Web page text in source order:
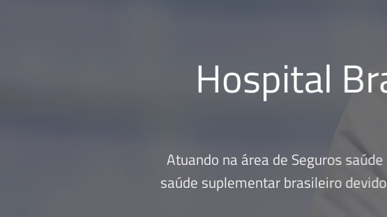
Hospital
Atuando na área de Seguros
saúde suplementar brasileiro